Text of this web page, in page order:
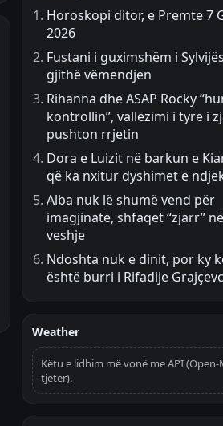
Horoskopi ditor, e Premte 7
2026
Fustani i guximshëm i
gjithë vëmendjen
Rihanna dhe ASAP Rocky
kontrollin”, vallëzimi i tyre i
pushton rrjetin
Dora e Luizit në barkun e
që ka nxitur dyshimet e
Alba nuk lë shumë vend për
imagjinatë, shfaqet “zjarr”
veshje
Ndoshta nuk e dinit, por ky
është burri i Rifadije
Weather
Këtu e lidhim më vonë me API
tjetër).